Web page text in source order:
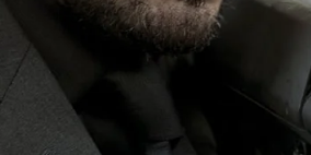
“วันวิชิต” ชี้ระบบเลือก สว. เปิดช่อง
ล็อบบี้ทุกกลุ่ม ส่วนปมฮั้วต้องมีหลัก
ฐานเส้นเงิน ล็อกโหวต กำหนดผล ชี้
ข้อสันนิษฐาน สร้างกระแส แต่ไร้